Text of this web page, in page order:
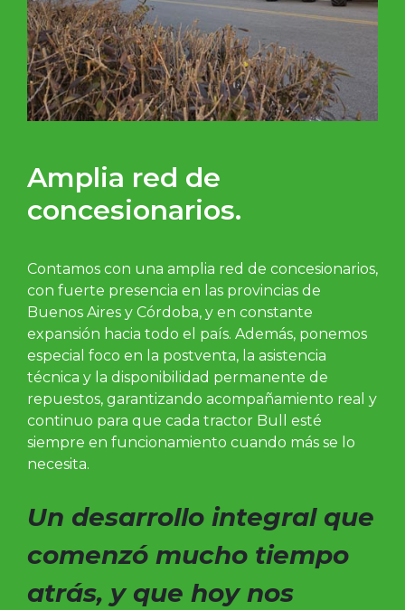
Amplia red de
concesionarios.
Contamos con una amplia red de concesionarios,
con fuerte presencia en las provincias de
Buenos Aires y Córdoba, y en constante
expansión hacia todo el país. Además, ponemos
especial foco en la postventa, la asistencia
técnica y la disponibilidad permanente de
repuestos, garantizando acompañamiento real y
continuo para que cada tractor Bull esté
siempre en funcionamiento cuando más se lo
necesita.
Un desarrollo integral que
comenzó mucho tiempo
atrás, y que hoy nos